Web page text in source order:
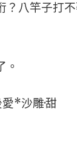
？八竿子打不
。
*沙雕·甜